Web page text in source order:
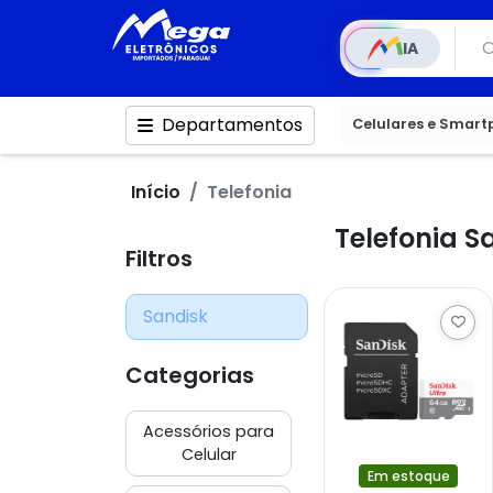
IA
Departamentos Celulares e
Início Telefonia
Filtros
Sandisk
Categorias
Acessórios para
Celular
Telefonia
Em estoque